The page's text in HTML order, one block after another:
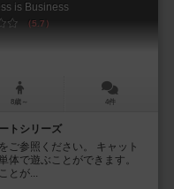
is Business
5.7
8歳～ 4件
トシリーズ
ご参照ください。 キャット
体で遊ぶことができます。
とが...